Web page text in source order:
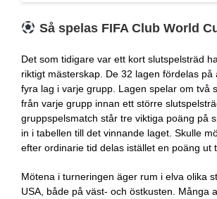
Så spelas FIFA Club World
Det som tidigare var ett kort slutspelsträd
riktigt mästerskap. De 32 lagen fördelas på
fyra lag i varje grupp. Lagen spelar om två
från varje grupp innan ett större
gruppspelsmatch står tre viktiga poäng på
in i tabellen till det vinnande laget. Skulle
efter ordinarie tid delas istället en poäng ut
Mötena i turneringen äger rum i elva olika
USA, både på väst- och östkusten. Många